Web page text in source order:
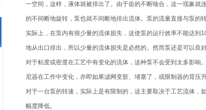
一空间，这样，液体就被排出了。由于齿的不断啮合，这一现象
的不间断地旋转，泵也就不间断地排出流体。泵的流量直接与泵的转
实际上，在泵内有很少量的流体损失，这使泵的运行效率不能达
地从出口排出，所以少量的流体损失是必然的。然而泵还是可以良
对于粘度或密度在工艺中有变化的流体，这种泵不会受到太多影响
尼器在工作中变化，亦即如果滤网变脏、堵塞了，或限制器的背压
对于一台泵的转速，实际上是有限制的，这主要取决于工艺流体
幅度降低。